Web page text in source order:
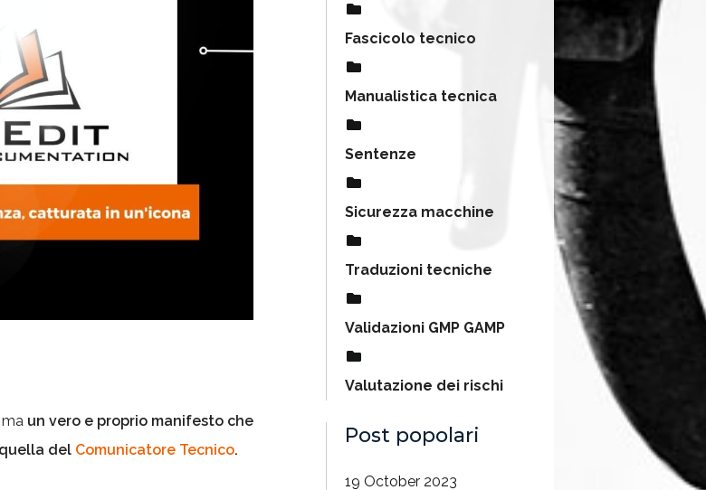
un vero e proprio manifesto che
del Comunicatore Tecnico.
Fascicolo tecnico
Manualistica tecnica
Sentenze
Sicurezza macchine
Traduzioni tecniche
Validazioni GMP GAMP
Valutazione dei rischi
Post popolari
19 October 2023